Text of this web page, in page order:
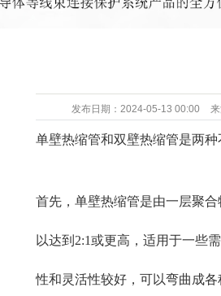
发布日期：2024-05-13 00:00 来
单壁热缩管和双壁热缩管是两
首先，单壁热缩管是由一层聚
以达到2:1或更高，适用于一些
性和灵活性较好，可以弯曲成